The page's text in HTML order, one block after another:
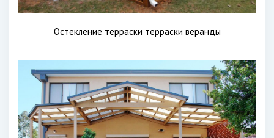
Остекление терраски терраски веранды